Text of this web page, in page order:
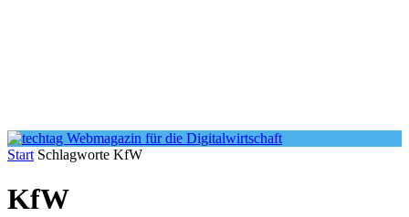
Start Schlagworte KfW
KfW